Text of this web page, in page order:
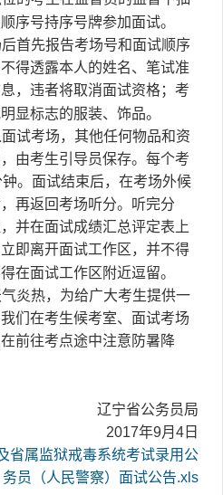
序号持序号牌参加面试。
首先报告考场号和面试顺序
得透露本人的姓名、笔试准
，违者将取消面试资格；考
显标志的服装、饰品。
试考场，其他任何物品和资
由考生引导员保存。每个考
。面试结束后，在考场外候
再返回考场听分。听完分
并在面试成绩汇总评定表上
即离开面试工作区，并不得
在面试工作区附近逗留。
炎热，为给广大考生提供一
们在考生候考室、面试考场
前往考点途中注意防暑降
辽宁省公务员局
2017年9月4日
省属监狱戒毒系统考试录用公
务员（人民警察）面试公告.xls